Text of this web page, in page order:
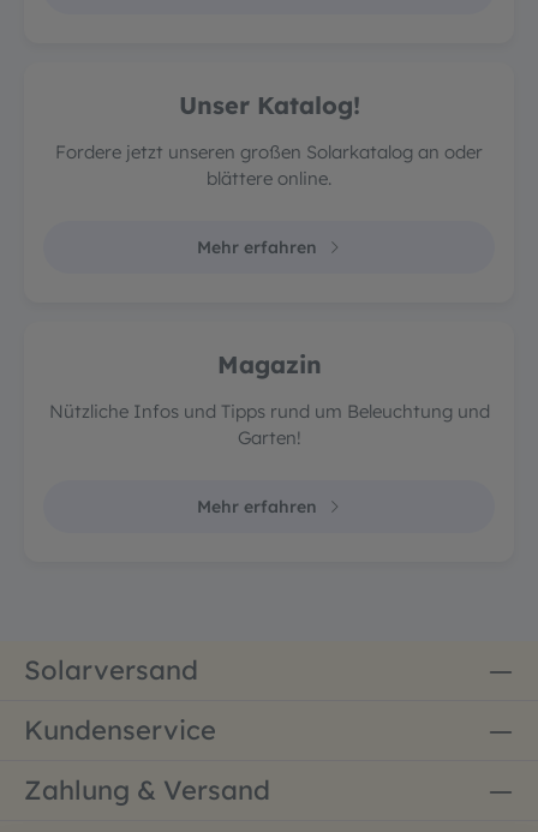
Unser Katalog!
Fordere jetzt unseren großen Solarkatalog an oder
blättere online.
Mehr erfahren
Magazin
Nützliche Infos und Tipps rund um Beleuchtung und
Garten!
Mehr erfahren
Solarversand
Kundenservice
Zahlung & Versand